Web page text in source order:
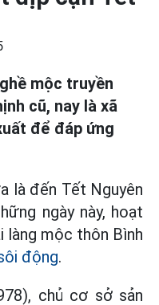
mộc truyền
cũ, nay là xã
để đáp ứng
là đến Tết Nguyên
ngày này, hoạt
làng mộc thôn Bình
động.
chủ cơ sở sản